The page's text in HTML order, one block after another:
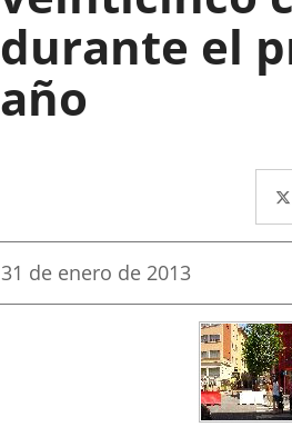
durante el
año
Fecha
la
31 de enero de 2013